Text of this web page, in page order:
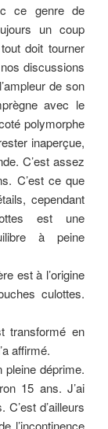
ce genre de
un coup
doit tourner
discussions
de son
avec le
polymorphe
inaperçue,
C’est assez
C’est ce que
cependant
est une
à peine
est à l’origine
culottes.
transformé en
affirmé.
déprime.
15 ans. J’ai
d’ailleurs
l’incontinence